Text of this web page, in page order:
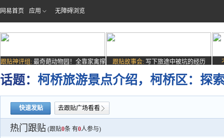
网易首页 应用 无障碍浏览
跟贴神评组: 最奇葩动物园！全靠家禽撑
场子
跟贴故事会: 写下旅途中被坑的经历
话题： 柯桥旅游景点介绍，柯桥区：探
快速发贴 去跟贴广场看看
热门跟贴 (跟贴0条 有0人参与)